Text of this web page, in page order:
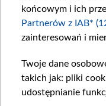
końcowym i ich
Partnerów z IAB*
zainteresowań i
Twoje dane
takich jak: pliki
udostępnianie